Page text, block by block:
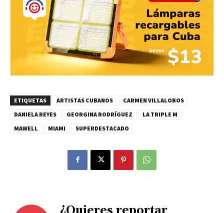
ETIQUETAS ARTISTAS CUBANOS
CARMEN VILLALOBOS
DANIELA REYES
GEORGINA RODRÍGUEZ
LA TRIPLE M
MAWELL
MIAMI SUPERDESTACADO